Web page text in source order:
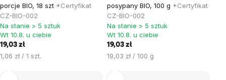
porcje BIO, 18 szt *Certyfikat
CZ-BIO-002
Na stanie > 5 sztuk
Wt 10.8. u ciebie
19,03 zł
Cena
1,06 zł / 1 szt.
posypany BIO, 100 g *Certyfikat
CZ-BIO-002
Na stanie > 5 sztuk
Wt 10.8. u ciebie
19,03 zł
Cena
19,03 zł / 100 g